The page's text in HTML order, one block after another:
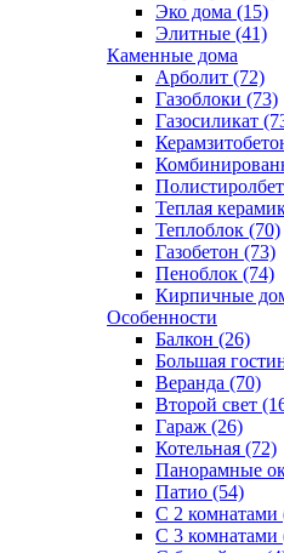
Эко дома (15)
Элитные (41)
Каменные дома
Арболит (72)
Газоблоки (73)
Газосиликат
Теплая
Теплоблок (70)
Газобетон (73)
Пеноблок (74)
Кирпичные
Особенности
Балкон (26)
Большая
Веранда (70)
Второй свет
Гараж (26)
Котельная (72)
Панорамные
Патио (54)
С 2 комнатами
С 3 комнатами